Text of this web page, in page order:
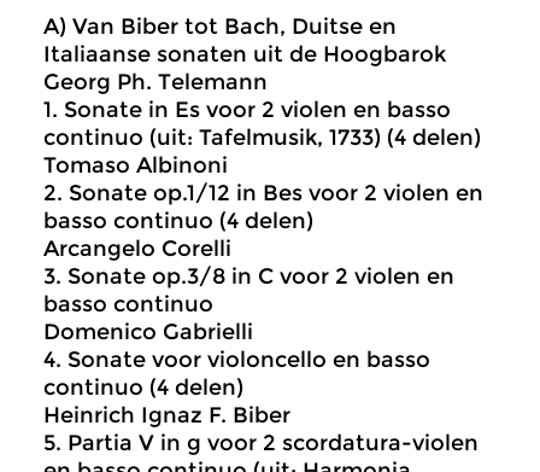
A) Van Biber tot Bach, Duitse en
Italiaanse sonaten uit de Hoogbarok
Georg Ph. Telemann
1. Sonate in Es voor 2 violen en basso
continuo (uit: Tafelmusik, 1733) (4 delen)
Tomaso Albinoni
2. Sonate op.1/12 in Bes voor 2 violen en
basso continuo (4 delen)
Arcangelo Corelli
3. Sonate op.3/8 in C voor 2 violen en
basso continuo
Domenico Gabrielli
4. Sonate voor violoncello en basso
continuo (4 delen)
Heinrich Ignaz F. Biber
5. Partia V in g voor 2 scordatura-violen